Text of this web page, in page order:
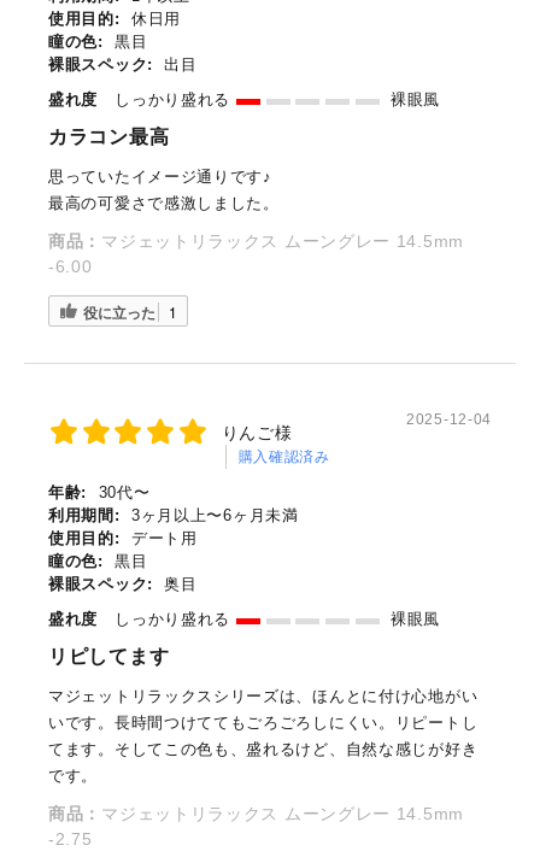
使用目的:
休日用
瞳の色:
黒目
裸眼スペック:
出目
盛れ度
しっかり盛れる 裸眼風
カラコン最高
思っていたイメージ通りです♪
最高の可愛さで感激しました。
商品： マジェットリラックス ムーングレー 14.5mm
-6.00
役に立った 1
りんご様
購入確認済み
2025-12-04
年齢:
30代〜
利用期間:
3ヶ月以上〜6ヶ月未満
使用目的:
デート用
瞳の色:
黒目
裸眼スペック:
奥目
盛れ度
しっかり盛れる 裸眼風
リピしてます
マジェットリラックスシリーズは、ほんとに付け心地がい
いです。長時間つけててもごろごろしにくい。リピートし
てます。そしてこの色も、盛れるけど、自然な感じが好き
です。
商品： マジェットリラックス ムーングレー 14.5mm
-2.75